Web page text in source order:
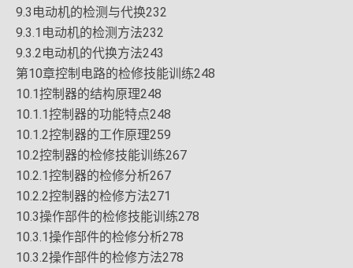
9.3电动机的检测与代换232
9.3.1电动机的检测方法232
9.3.2电动机的代换方法243
第10章控制电路的检修技能训练248
10.1控制器的结构原理248
10.1.1控制器的功能特点248
10.1.2控制器的工作原理259
10.2控制器的检修技能训练267
10.2.1控制器的检修分析267
10.2.2控制器的检修方法271
10.3操作部件的检修技能训练278
10.3.1操作部件的检修分析278
10.3.2操作部件的检修方法278